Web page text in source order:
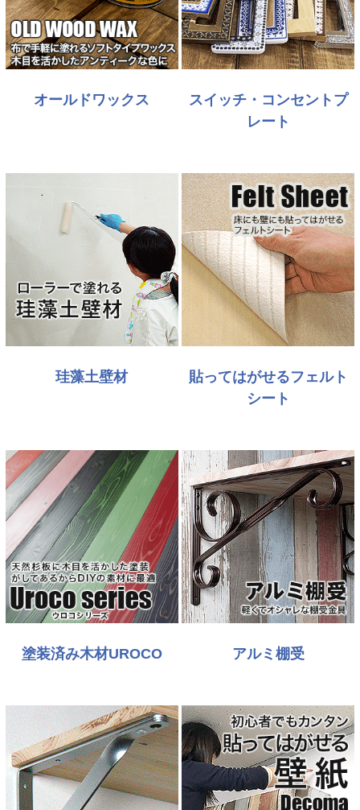
オールドワックス
スイッチ・コンセントプ
レート
珪藻土壁材
貼ってはがせるフェルト
シート
塗装済み木材UROCO アルミ棚受